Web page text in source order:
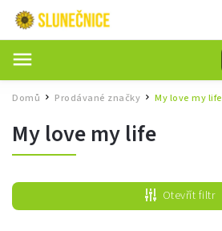
Domů / Prodávané značky / My love my life
My love my life
Otevřít filtr